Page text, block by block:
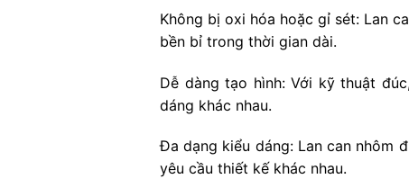
Không bị oxi hóa hoặc gỉ sét: Lan
bền bỉ trong thời gian dài.
Dễ dàng tạo hình: Với kỹ thuật
dáng khác nhau.
Đa dạng kiểu dáng: Lan can nhôm
yêu cầu thiết kế khác nhau.